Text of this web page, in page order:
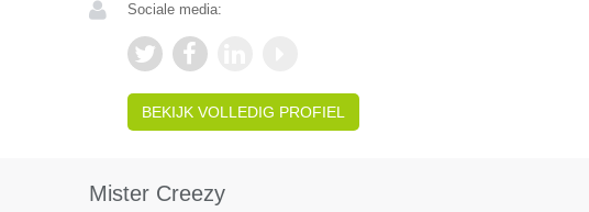
Sociale media:
BEKIJK VOLLEDIG PROFIEL
Mister Creezy